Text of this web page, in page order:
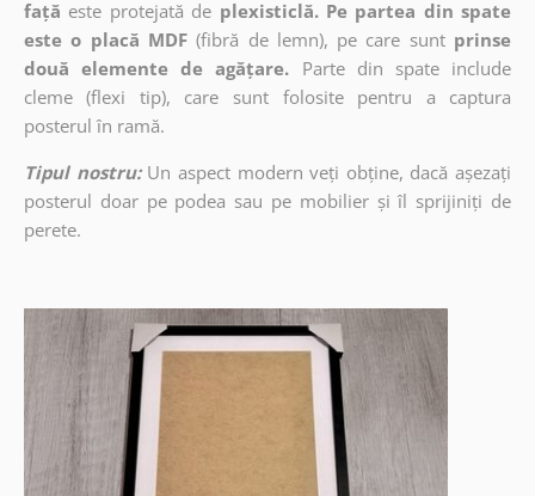
față este protejată de plexisticlă. Pe partea din spate
este o placă MDF (fibră de lemn), pe care sunt prinse
două elemente de agățare. Parte din spate include
cleme (flexi tip), care sunt folosite pentru a captura
posterul în ramă.
Tipul nostru: Un aspect modern veți obține, dacă așezați
posterul doar pe podea sau pe mobilier și îl sprijiniți de
perete.